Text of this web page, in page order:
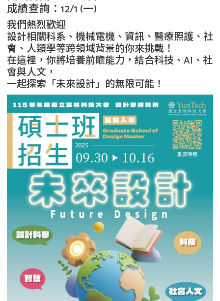
成績查詢：12/1 (一)
我們熱烈歡迎
設計相關科系、機械電機、資訊、醫療照護、社
會、人類學等跨領域背景的你來挑戰！
在這裡，你將培養前瞻能力，結合科技、AI、社
會與人文，
一起探索「未來設計」的無限可能！